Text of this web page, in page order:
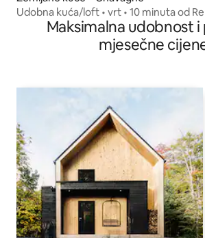
Udobna kuća/loft • vrt • 10 minuta od
Maksimalna udobnost
mjesečne